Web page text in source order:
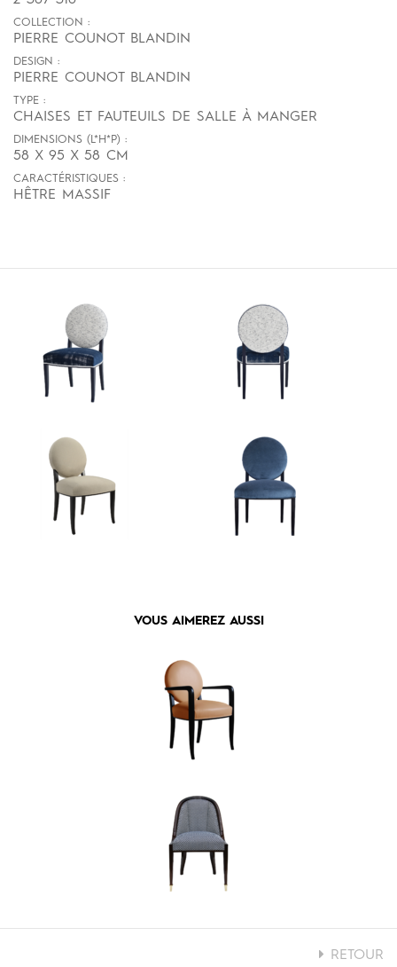
COLLECTION :
PIERRE COUNOT BLANDIN
DESIGN :
PIERRE COUNOT BLANDIN
TYPE :
CHAISES ET FAUTEUILS DE SALLE À MANGER
DIMENSIONS (L*H*P) :
58 X 95 X 58 CM
CARACTÉRISTIQUES :
HÊTRE MASSIF
VOUS AIMEREZ AUSSI
RETOUR